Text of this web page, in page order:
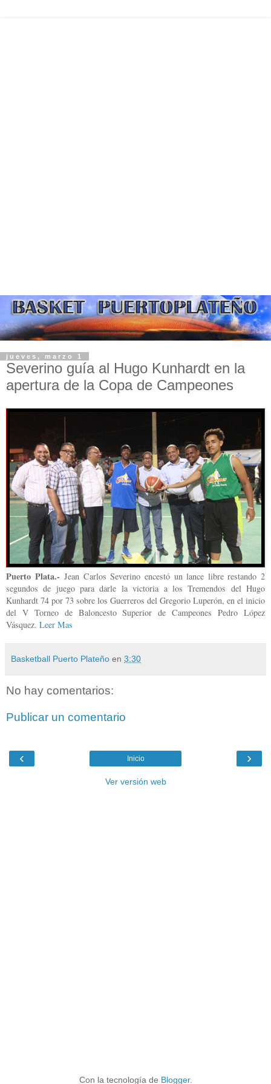
jueves, marzo 1
Severino guía al Hugo Kunhardt en la
apertura de la Copa de Campeones
Puerto Plata.-Jean Carlos Severino encestó un lance libre restando 2
segundos de juego para darle la victoria a los Tremendos del Hugo
Kunhardt 74 por 73 sobre los Guerreros del Gregorio Luperón, en el inicio
del V Torneo de Baloncesto Superior de Campeones Pedro López
Vásquez. Leer Mas
Basketball Puerto Plateño en 3:30
No hay comentarios:
Publicar un comentario
‹ ›
Inicio
Ver versión web
Con la tecnología de Blogger.